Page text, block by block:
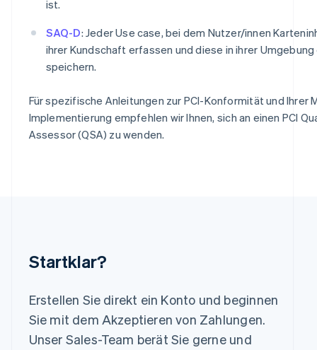
ist.
SAQ-D: Jeder Use case, bei dem Nutzer/innen
ihrer Kundschaft erfassen und diese in ihrer
speichern.
Für spezifische Anleitungen zur PCI-Konformität und Ihrer
Implementierung empfehlen wir Ihnen, sich an einen PCI
Assessor (QSA) zu wenden.
Startklar?
Erstellen Sie direkt ein Konto und beginnen
Sie mit dem Akzeptieren von Zahlungen.
Unser Sales-Team berät Sie gerne und
Italiano
日本語English
Kanada
English Français
Kroatien
Lettland
English
Liechtenstein
English
Español English
Neuseeland
English
Niederlande